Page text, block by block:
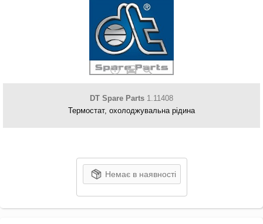
DT Spare Parts 1.11408
Термостат, охолоджувальна рідина
Немає в наявності